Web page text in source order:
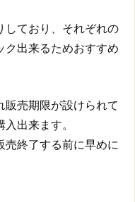
しており、それぞれの
ク出来るためおすすめ
販売期限が設けられて
出来ます。
売終了する前に早めに